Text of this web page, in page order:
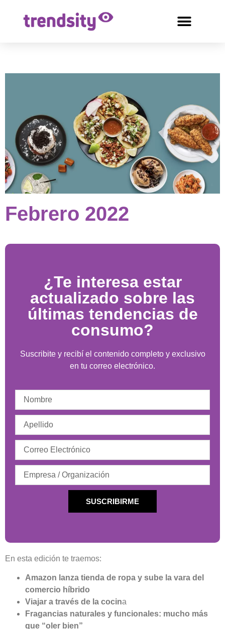
Febrero 2022
¿Te interesa estar
actualizado sobre las
últimas tendencias de
consumo?
Suscribite y recibí el contenido completo y exclusivo
en tu correo electrónico.
SUSCRIBIRME
En esta edición te traemos:
Amazon lanza tienda de ropa y sube la vara del
comercio híbrido
Viajar a través de la cocina
Fragancias naturales y funcionales: mucho más
que “oler bien”